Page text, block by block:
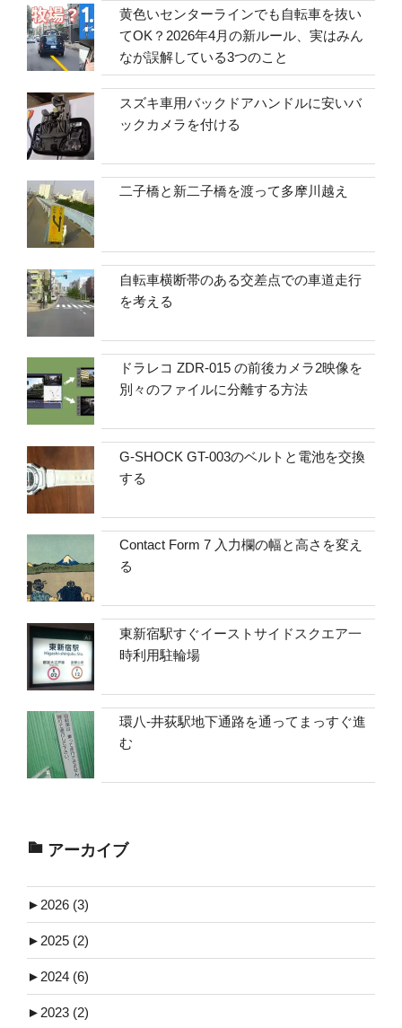
黄色いセンターラインでも自転車を抜い
てOK？2026年4月の新ルール、実はみん
なが誤解している3つのこと
スズキ車用バックドアハンドルに安いバ
ックカメラを付ける
二子橋と新二子橋を渡って多摩川越え
自転車横断帯のある交差点での車道走行
を考える
ドラレコ ZDR-015 の前後カメラ2映像を
別々のファイルに分離する方法
G-SHOCK GT-003のベルトと電池を交換
する
Contact Form 7 入力欄の幅と高さを変え
る
東新宿駅すぐイーストサイドスクエア一
時利用駐輪場
環八-井荻駅地下通路を通ってまっすぐ進
む
アーカイブ
► 2026 (3)
► 2025 (2)
► 2024 (6)
► 2023 (2)